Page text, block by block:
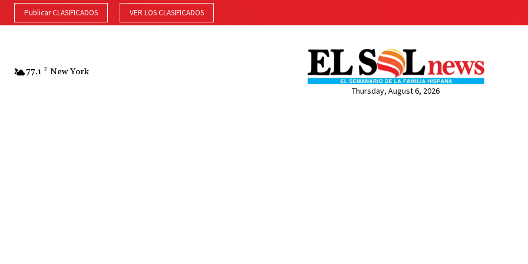
Publicar CLASIFICADOS VER LOS CLASIFICADOS
77.1 F New York
Thursday, August 6, 2026